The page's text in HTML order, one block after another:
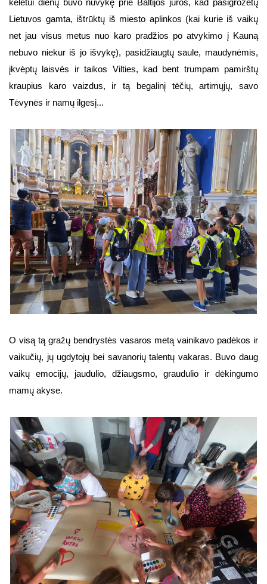
Lietuvos gamta, ištrūktų iš miesto aplinkos (kai kurie iš vaikų
net jau visus metus nuo karo pradžios po atvykimo į Kauną
nebuvo niekur iš jo išvykę), pasidžiaugtų saule, maudynėmis,
įkvėptų laisvės ir taikos Vilties, kad bent trumpam pamirštų
kraupius karo vaizdus, ir tą begalinį tėčių, artimųjų, savo
Tėvynės ir namų ilgesį...
O visą tą gražų bendrystės vasaros metą vainikavo padėkos ir
vaikučių, jų ugdytojų bei savanorių talentų vakaras. Buvo daug
vaikų emocijų, jaudulio, džiaugsmo, graudulio ir dėkingumo
mamų akyse.